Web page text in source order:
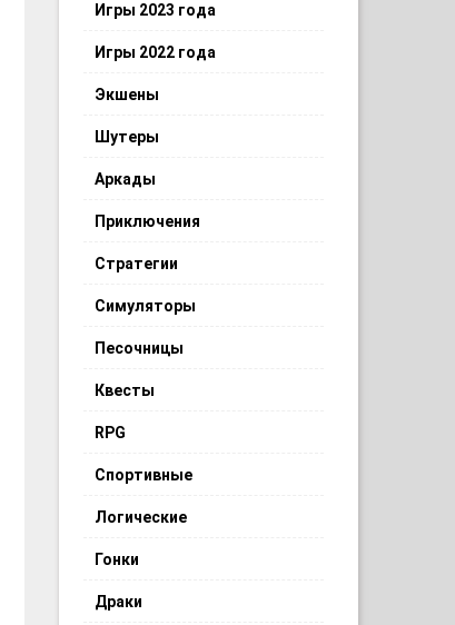
Игры 2023 года
Игры 2022 года
Экшены
Шутеры
Аркады
Приключения
Стратегии
Симуляторы
Песочницы
Квесты
RPG
Спортивные
Логические
Гонки
Драки